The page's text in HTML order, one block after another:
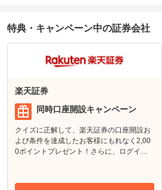
特典・キャンペーン中の証券会社
楽天証券
同時口座開設キャンペーン
クイズに正解して、楽天証券の口座開設お
よび条件を達成したお客様にもれなく2,00
0ポイントプレゼント！さらに、ログイン
ント！